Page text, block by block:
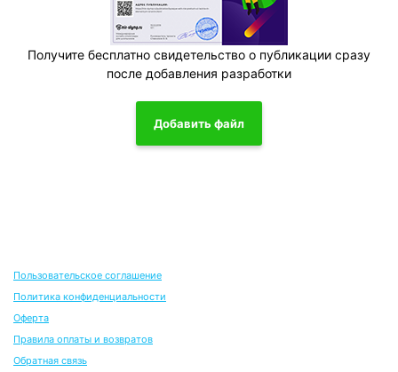
Получите бесплатно свидетельство о публикации сразу
после добавления разработки
Добавить файл
Пользовательское соглашение
Политика конфиденциальности
Оферта
Правила оплаты и возвратов
Обратная связь